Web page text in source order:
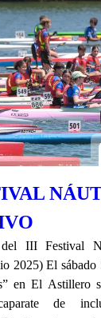
III Festival
2025) El sábado
en El Astillero
de